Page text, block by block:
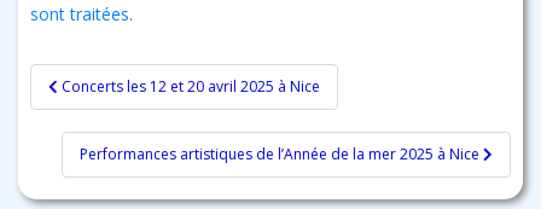
sont traitées.
Navigation
de
l’article
Concerts les 12 et 20 avril 2025 à Nice
Performances artistiques de l’Année de la mer 2025 à Nice